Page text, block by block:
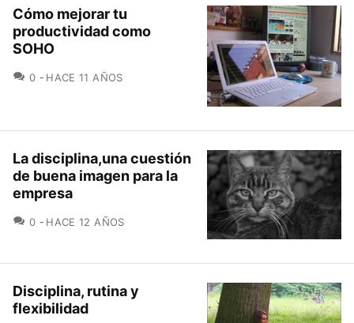
Cómo mejorar tu
productividad como
SOHO
0 COMENTARIOS
HACE 11 AÑOS
La disciplina,una cuestión
de buena imagen para la
empresa
0 COMENTARIOS
HACE 12 AÑOS
Disciplina, rutina y
flexibilidad